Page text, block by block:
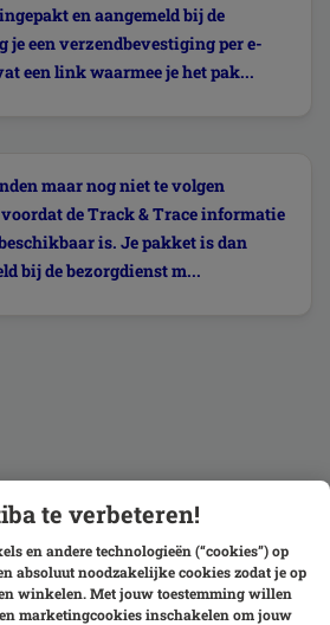
en aangemeld bij de
je een verzendbevestiging per e-
een link waarmee je het pak...
maar nog niet te volgen
de Track & Trace informatie
is. Je pakket is dan
bij de bezorgdienst m...
te verbeteren!
en andere technologieën (“cookies”) op
absoluut noodzakelijke cookies zodat je op
winkelen. Met jouw toestemming willen
marketingcookies inschakelen om jouw